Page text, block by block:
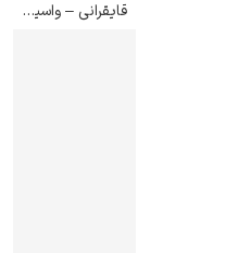
قایقرانی – واسیلی کاندیسکی